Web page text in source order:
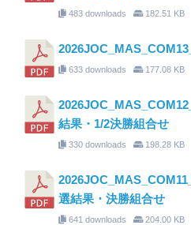
483 downloads 182.51 KB
633 downloads 177.08 KB
結果・1/2決勝組合せ
330 downloads 198.28 KB
選結果・決勝組合せ
641 downloads 204.00 KB